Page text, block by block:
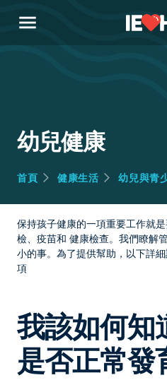
menu
幼兒健康
首頁 健康生活 幼兒與青
保持孩子健康的一項重要工作就
檢、疫苗和 健康檢查。我們瞭解
小的事。為了提供幫助，以下詳
項
我該如何知
是否正常發